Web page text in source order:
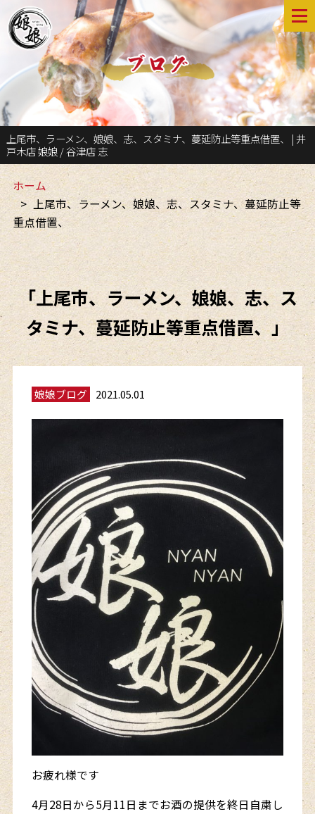
上尾市、ラーメン、娘娘、志、スタミナ、蔓延防止等重点借置、 | 井
戸木店 娘娘 / 谷津店 志
ホーム
上尾市、ラーメン、娘娘、志、スタミナ、蔓延防止等
重点借置、
「上尾市、ラーメン、娘娘、志、ス
タミナ、蔓延防止等重点借置、」
娘娘ブログ 2021.05.01
お疲れ様です
4月28日から5月11日までお酒の提供を終日自粛し